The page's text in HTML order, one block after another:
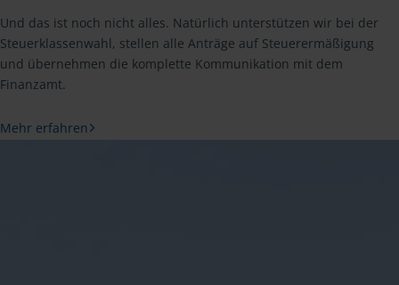
Und das ist noch nicht alles. Natürlich unterstützen wir bei der
Steuerklassenwahl, stellen alle Anträge auf Steuerermäßigung
und übernehmen die komplette Kommunikation mit dem
Finanzamt.
Mehr erfahren